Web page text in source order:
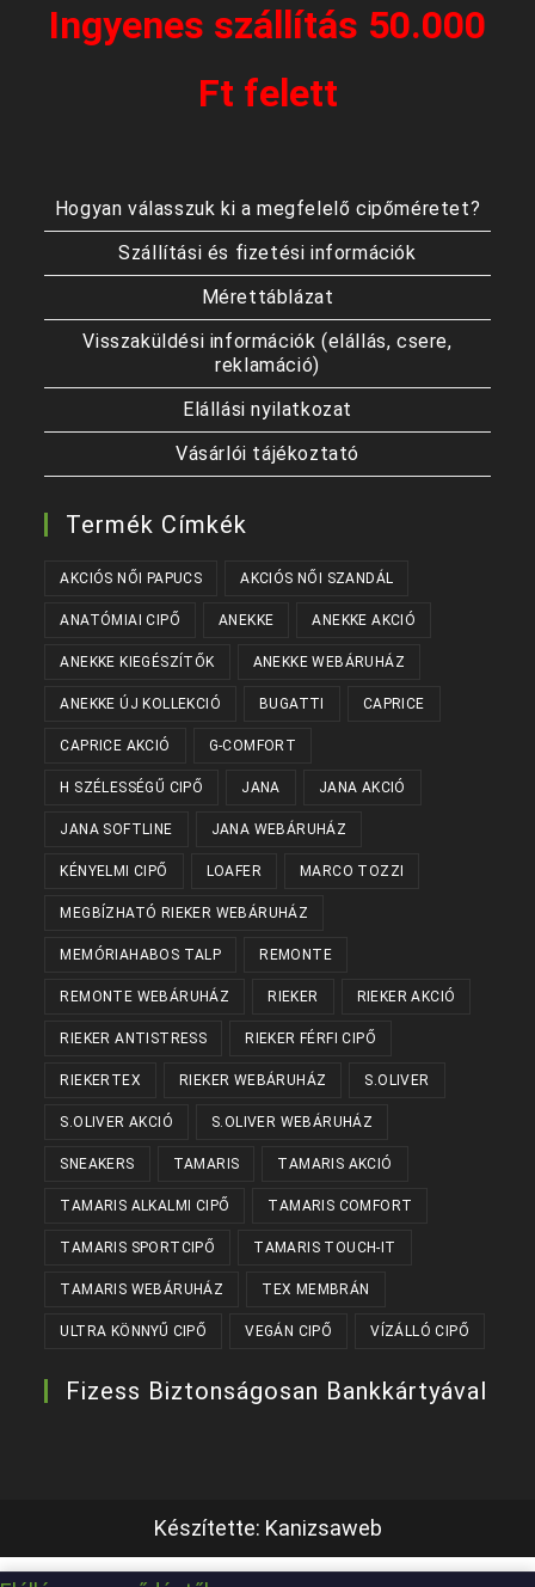
Ingyenes szállítás 50.000
Ft felett
Hogyan válasszuk ki a megfelelő cipőméretet?
Szállítási és fizetési információk
Mérettáblázat
Visszaküldési információk (elállás, csere,
reklamáció)
Elállási nyilatkozat
Vásárlói tájékoztató
Termék Címkék
AKCIÓS NŐI PAPUCS AKCIÓS NŐI SZANDÁL
ANATÓMIAI CIPŐ ANEKKE ANEKKE AKCIÓ
ANEKKE KIEGÉSZÍTŐK ANEKKE WEBÁRUHÁZ
ANEKKE ÚJ KOLLEKCIÓ BUGATTI CAPRICE
CAPRICE AKCIÓ G-COMFORT
H SZÉLESSÉGŰ CIPŐ JANA JANA AKCIÓ
JANA SOFTLINE JANA WEBÁRUHÁZ
KÉNYELMI CIPŐ LOAFER MARCO TOZZI
MEGBÍZHATÓ RIEKER WEBÁRUHÁZ
MEMÓRIAHABOS TALP REMONTE
REMONTE WEBÁRUHÁZ RIEKER RIEKER AKCIÓ
RIEKER ANTISTRESS RIEKER FÉRFI CIPŐ
RIEKERTEX RIEKER WEBÁRUHÁZ S.OLIVER
S.OLIVER AKCIÓ S.OLIVER WEBÁRUHÁZ
SNEAKERS TAMARIS TAMARIS AKCIÓ
TAMARIS ALKALMI CIPŐ TAMARIS COMFORT
TAMARIS SPORTCIPŐ TAMARIS TOUCH-IT
TAMARIS WEBÁRUHÁZ TEX MEMBRÁN
ULTRA KÖNNYŰ CIPŐ VEGÁN CIPŐ VÍZÁLLÓ CIPŐ
Fizess Biztonságosan Bankkártyával
Készítette: Kanizsaweb